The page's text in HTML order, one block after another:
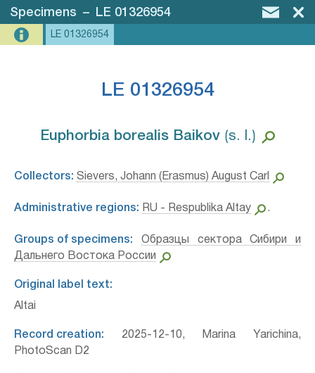
Specimens – LE 01326954
LE 01326954
LE 01326954
Euphorbia borealis Baikov⁣ ⟮s. l.⟯
Collectors: Sievers, Johann (Erasmus) August Carl
Administrative regions: RU - Respublika Altay .
Groups of specimens:
Образцы сектора Сибири и
Дальнего Востока России
Original label text:
Altai
Record creation: 2025-12-10, Marina Yarichina,
PhotoScan D2